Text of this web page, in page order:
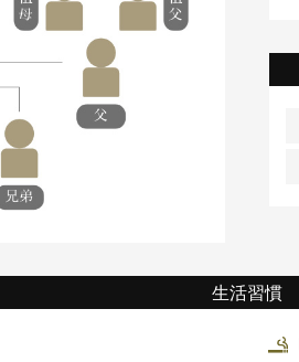
生活習慣